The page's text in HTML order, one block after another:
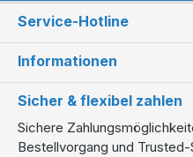
Expertenberatung
Haben Sie Fragen zur
? Unsere
unter
040 257 671 320
sicherzustellen, dass Ihre
Ihre Bedürfnisse geeignet
Service-Hotline
Informationen
Sicher & flexibel zahlen
Sichere
Bestellvorgang und